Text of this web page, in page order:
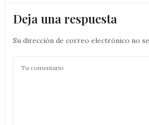
Deja una respuesta
Su dirección de correo electrónico no